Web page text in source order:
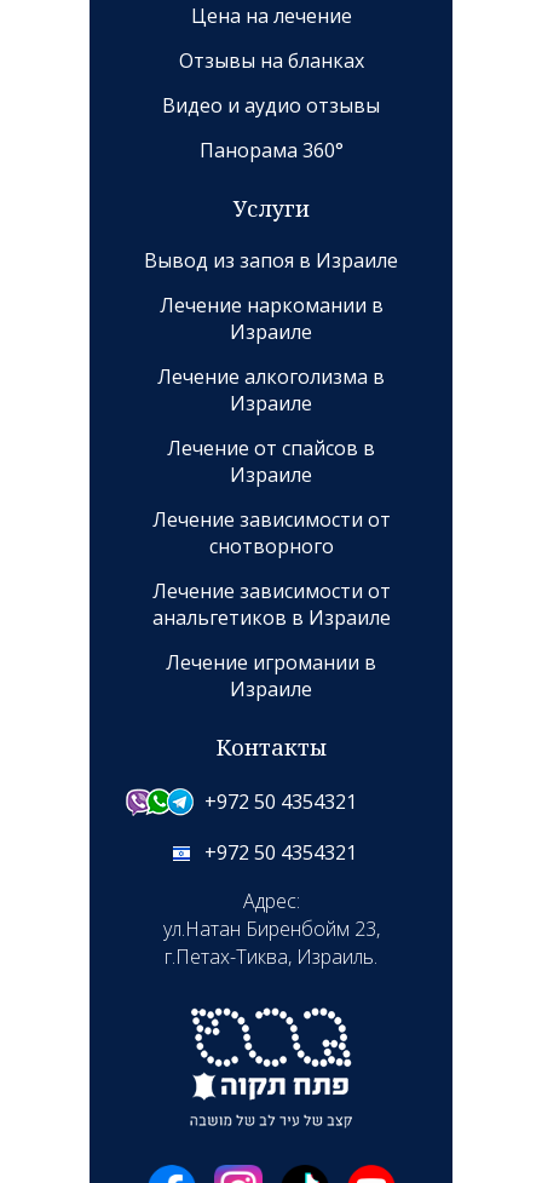
Цена на лечение
Отзывы на бланках
Видео и аудио отзывы
Панорама 360°
Услуги
Вывод из запоя в Израиле
Лечение наркомании в
Израиле
Лечение алкоголизма в
Израиле
Лечение от спайсов в
Израиле
Лечение зависимости от
снотворного
Лечение зависимости от
анальгетиков в Израиле
Лечение игромании в
Израиле
Контакты
+972 50 4354321
+972 50 4354321
Адрес:
ул.Натан Биренбойм 23,
г.Петах-Тиква, Израиль.